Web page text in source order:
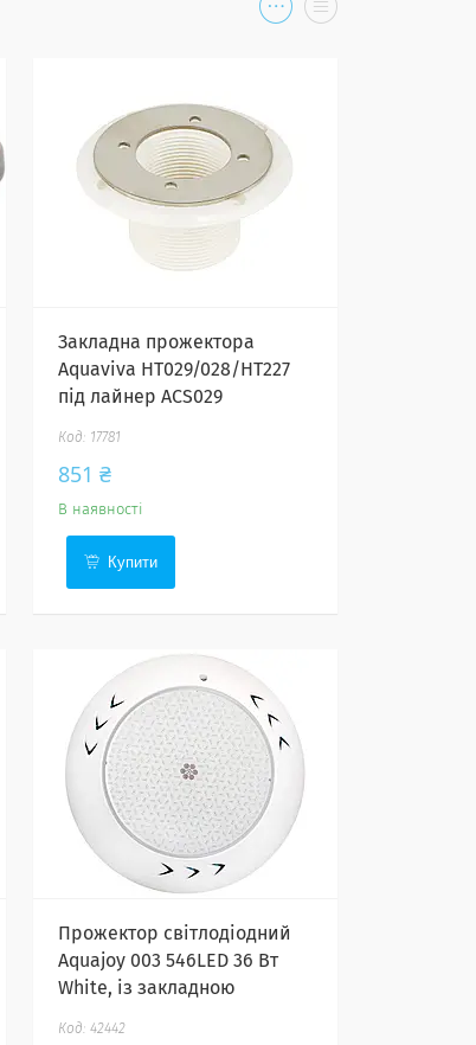
Закладна прожектора
Aquaviva HT029/028/HT227
під лайнер ACS029
17781
851 ₴
В наявності
Купити
Прожектор світлодіодний
Aquajoy 003 546LED 36 Вт
White, із закладною
42442